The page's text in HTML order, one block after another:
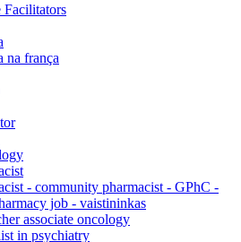
Facilitators
na frança
- community pharmacist - GPhC -
job - vaistininkas
associate oncology
in psychiatry